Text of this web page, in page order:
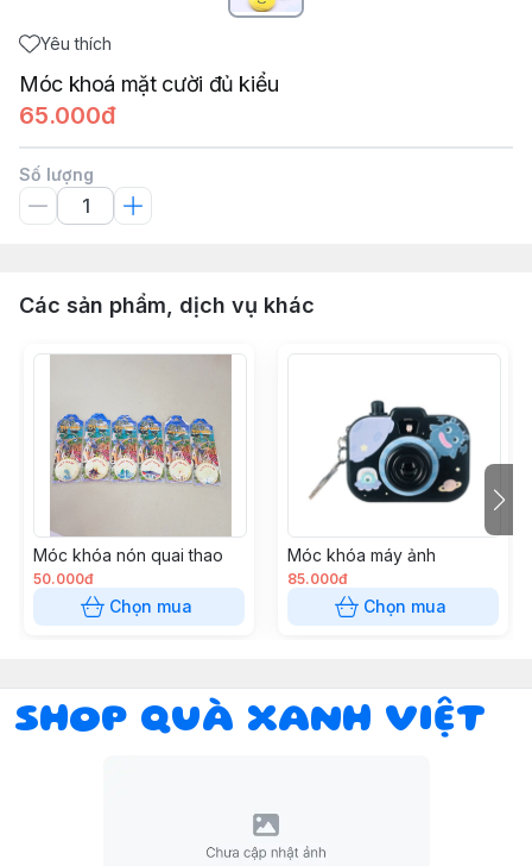
Yêu thích
Móc khoá mặt cười đủ kiểu
65.000đ
Số lượng
Các sản phẩm, dịch vụ khác
Móc khóa nón quai thao
50.000đ
Chọn mua
Móc khóa máy ảnh
85.000đ
Chọn mua
SHOP QUÀ XANH VIỆT